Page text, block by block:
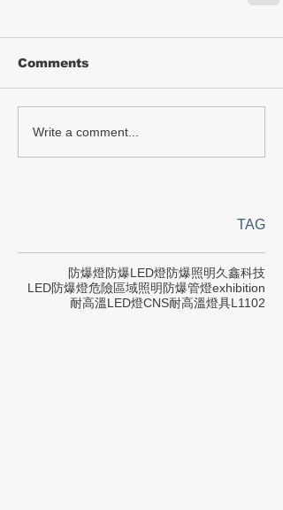
Comments
Write a comment...
TAG
防爆燈防爆LED燈防爆照明久鑫科技
LED防爆燈危險區域照明防爆管燈exhibition
耐高溫LED燈CNS耐高溫燈具L1102